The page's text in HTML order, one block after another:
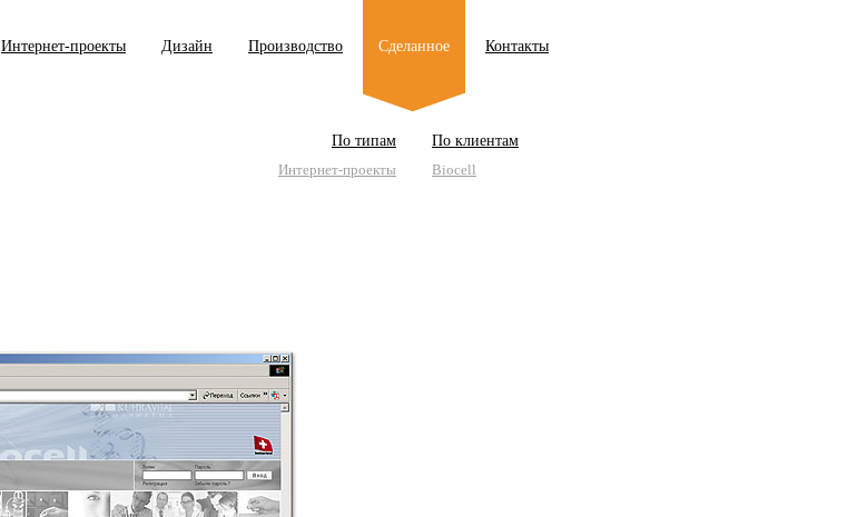
Интернет-проекты Дизайн Производство Сделанное
По типам
Интернет-проекты
По клиентам
Biocell
Контакты